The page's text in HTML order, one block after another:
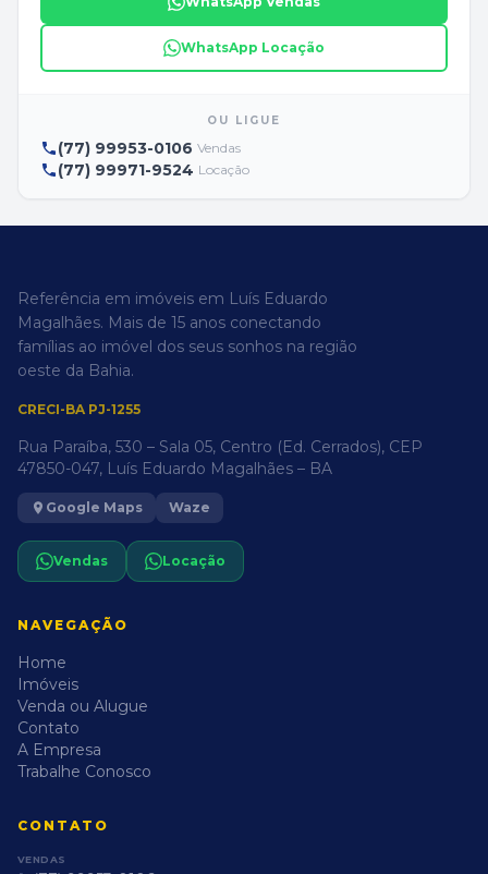
WhatsApp Locação
OU LIGUE
(77) 99953-0106 Vendas
(77) 99971-9524 Locação
Referência em imóveis em Luís Eduardo
Magalhães. Mais de 15 anos conectando
famílias ao imóvel dos seus sonhos na região
oeste da Bahia.
CRECI-BA PJ-1255
Rua Paraíba, 530 – Sala 05, Centro (Ed. Cerrados), CEP
47850-047, Luís Eduardo Magalhães – BA
Google Maps Waze
Vendas Locação
NAVEGAÇÃO
Home
Imóveis
Venda ou Alugue
Contato
A Empresa
Trabalhe Conosco
CONTATO
VENDAS